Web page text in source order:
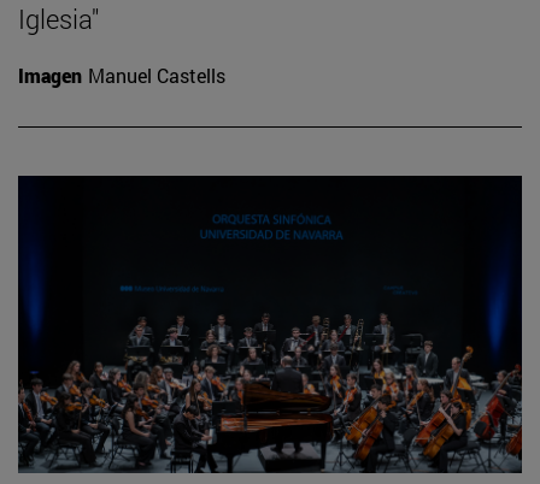
Iglesia"
Imagen Manuel Castells